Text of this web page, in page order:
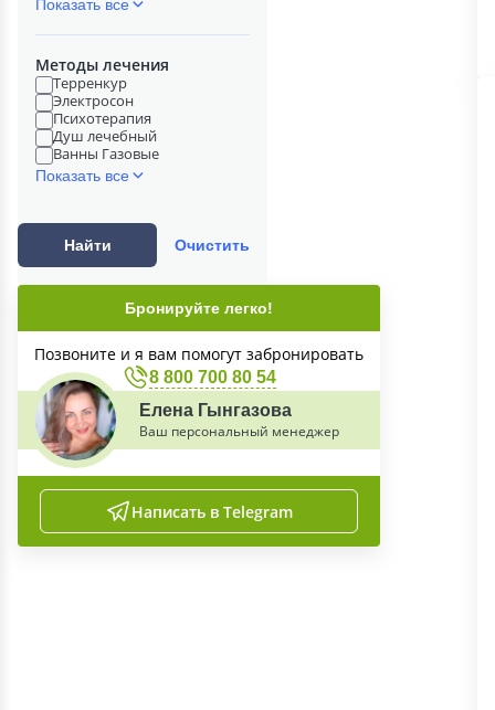
Показать все
Методы лечения
Терренкур
Электросон
Психотерапия
Душ лечебный
Ванны Газовые
Показать все
Найти Очистить
Бронируйте легко!
Позвоните и я вам помогут забронировать
8 800 700 80 54
Елена Гынгазова
Ваш персональный менеджер
Написать в Telegram